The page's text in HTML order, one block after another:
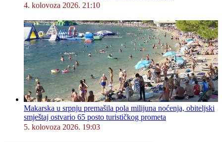
4. kolovoza 2026. 21:10
Makarska u srpnju premašila pola milijuna noćenja, obiteljski
smještaj ostvario 65 posto turističkog prometa
5. kolovoza 2026. 19:03